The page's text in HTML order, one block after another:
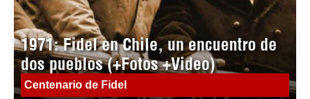
1971: Fidel en Chile, un encuentro de
dos pueblos (+Fotos +Video)
Centenario de Fidel